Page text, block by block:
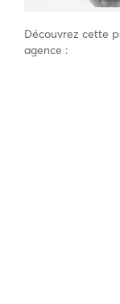
Découvrez cette
agence :